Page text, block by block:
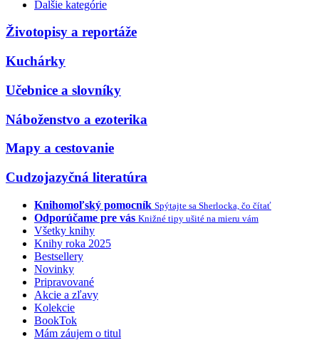
Ďalšie kategórie
Životopisy a reportáže
Kuchárky
Učebnice a slovníky
Náboženstvo a ezoterika
Mapy a cestovanie
Cudzojazyčná literatúra
Knihomoľský pomocník Spýtajte sa Sherlocka, čo čítať
Odporúčame pre vás Knižné tipy ušité na mieru vám
Všetky knihy
Knihy roka 2025
Bestsellery
Novinky
Pripravované
Akcie a zľavy
Kolekcie
BookTok
Mám záujem o titul